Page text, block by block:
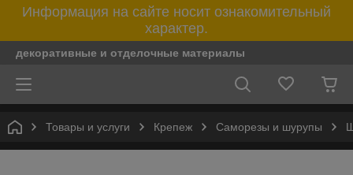
Информация на сайте носит ознакомительный
характер.
декоративные и отделочные материалы
Товары и услуги Крепеж Саморезы и шурупы